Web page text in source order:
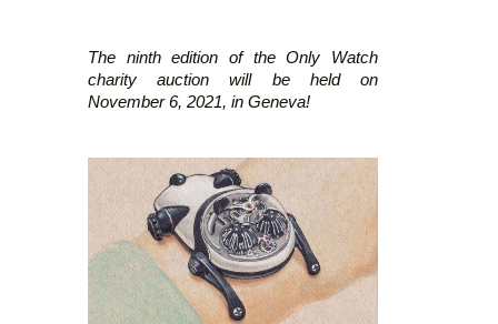
The ninth edition of the Only Watch
charity auction will be held on
November 6, 2021, in Geneva!